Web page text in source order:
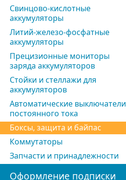
Свинцово-кислотные
аккумуляторы
Литий-железо-фосфатные
аккумуляторы
Прецизионные мониторы
заряда аккумуляторов
Стойки и стеллажи для
аккумуляторов
Автоматические выключатели
постоянного тока
Боксы, защита и байпас
Коммутаторы
Запчасти и принадлежности
Оформление подписки